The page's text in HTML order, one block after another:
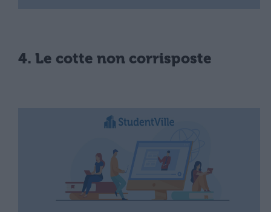
4. Le cotte non corrisposte